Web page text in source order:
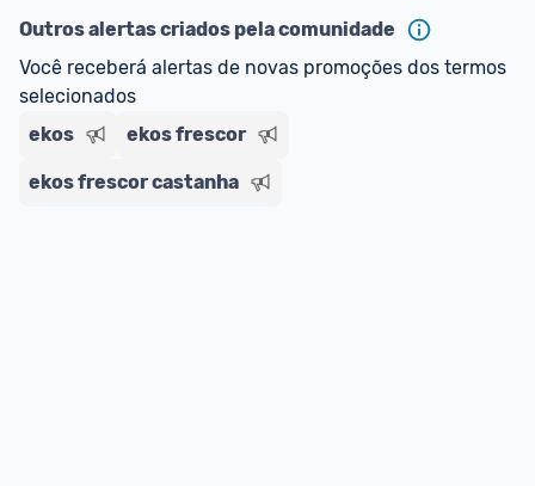
Outros alertas criados pela comunidade
Você receberá alertas de novas promoções dos termos
selecionados
ekos
ekos frescor
ekos frescor castanha